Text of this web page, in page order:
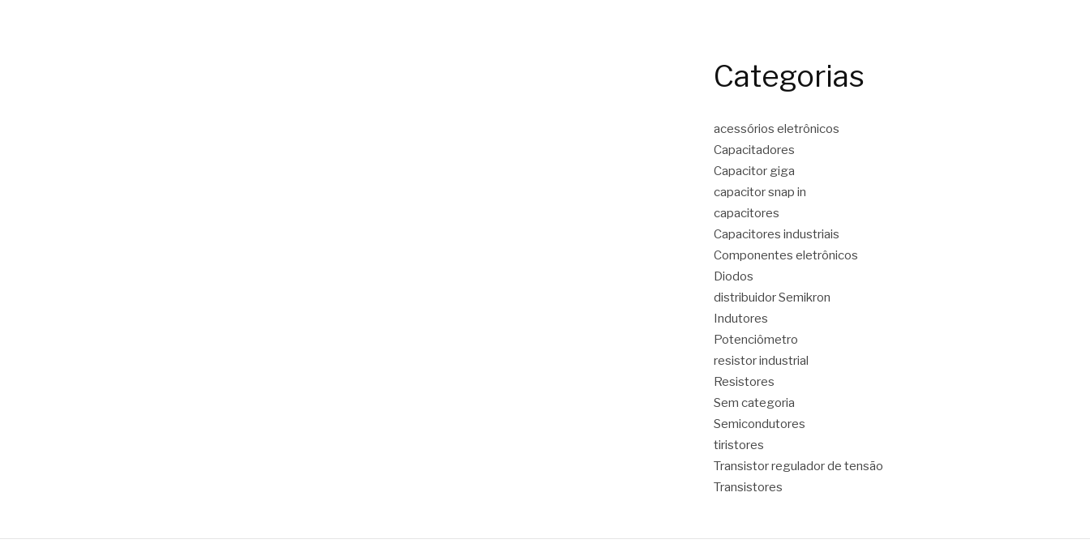
Categorias
acessórios eletrônicos
Capacitadores
Capacitor giga
capacitor snap in
capacitores
Capacitores industriais
Componentes eletrônicos
Diodos
distribuidor Semikron
Indutores
Potenciômetro
resistor industrial
Resistores
Sem categoria
Semicondutores
tiristores
Transistor regulador de tensão
Transistores